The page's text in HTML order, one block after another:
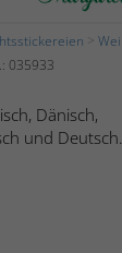
035933
Dänisch,
und Deutsch.